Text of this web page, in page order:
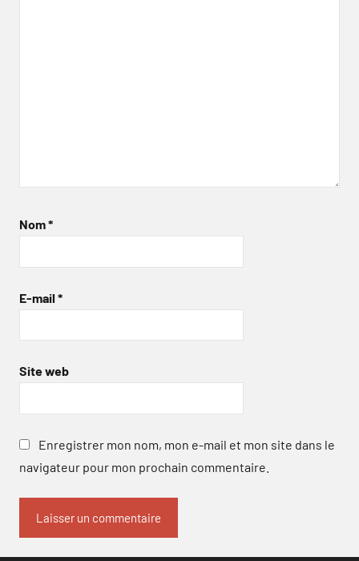
Nom*
E-mail *
Site web
Enregistrer mon nom, mon e-mail et mon site dans le
navigateur pour mon prochain commentaire.